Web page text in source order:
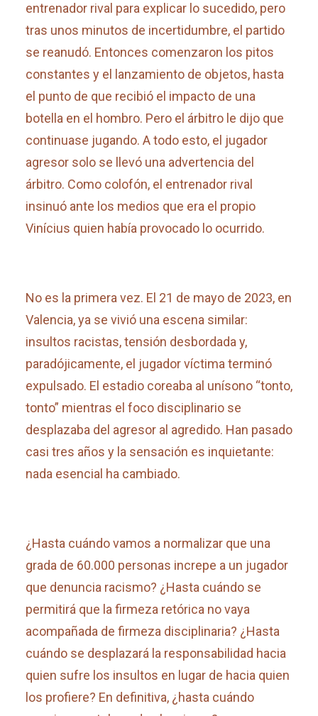
entrenador rival para explicar lo sucedido, pero
tras unos minutos de incertidumbre, el partido
se reanudó. Entonces comenzaron los pitos
constantes y el lanzamiento de objetos, hasta
el punto de que recibió el impacto de una
botella en el hombro. Pero el árbitro le dijo que
continuase jugando. A todo esto, el jugador
agresor solo se llevó una advertencia del
árbitro. Como colofón, el entrenador rival
insinuó ante los medios que era el propio
Vinícius quien había provocado lo ocurrido.
No es la primera vez. El 21 de mayo de 2023, en
Valencia, ya se vivió una escena similar:
insultos racistas, tensión desbordada y,
paradójicamente, el jugador víctima terminó
expulsado. El estadio coreaba al unísono “tonto,
tonto” mientras el foco disciplinario se
desplazaba del agresor al agredido. Han pasado
casi tres años y la sensación es inquietante:
nada esencial ha cambiado.
¿Hasta cuándo vamos a normalizar que una
grada de 60.000 personas increpe a un jugador
que denuncia racismo? ¿Hasta cuándo se
permitirá que la firmeza retórica no vaya
acompañada de firmeza disciplinaria? ¿Hasta
cuándo se desplazará la responsabilidad hacia
quien sufre los insultos en lugar de hacia quien
los profiere? En definitiva, ¿hasta cuándo